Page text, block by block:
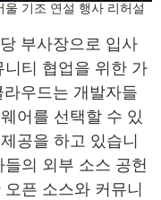
기조 연설 행사 리허설
부사장으로 입사
티 협업을 위한 가
우드는 개발자들
어를 선택할 수 있
공을 하고 있습니
의 외부 소스 공헌
픈 소스와 커뮤니